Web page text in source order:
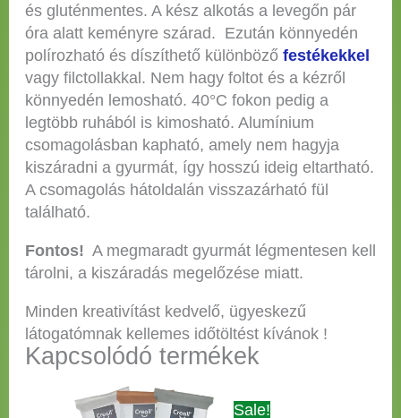
és gluténmentes. A kész alkotás a levegőn pár
óra alatt keményre szárad. Ezután könnyedén
polírozható és díszíthető különböző festékekkel
vagy filctollakkal. Nem hagy foltot és a kézről
könnyedén lemosható. 40°C fokon pedig a
legtöbb ruhából is kimosható. Alumínium
csomagolásban kapható, amely nem hagyja
kiszáradni a gyurmát, így hosszú ideig eltartható.
A csomagolás hátoldalán visszazárható fül
található.
Fontos! A megmaradt gyurmát légmentesen kell
tárolni, a kiszáradás megelőzése miatt.
Minden kreativítást kedvelő, ügyeskezű
látogatómnak kellemes időtöltést kívánok !
Kapcsolódó termékek
Ártartomány:
2.065 Ft
Ennek
Sale!